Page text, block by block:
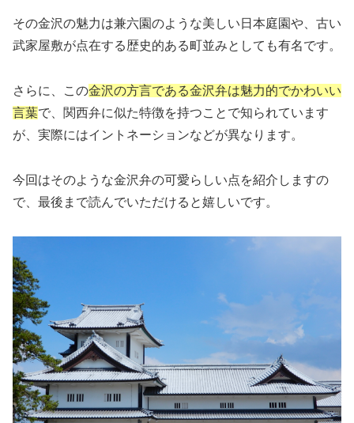
その金沢の魅力は兼六園のような美しい日本庭園や、古い
武家屋敷が点在する歴史的ある町並みとしても有名です。
さらに、この金沢の方言である金沢弁は魅力的でかわいい
言葉で、関西弁に似た特徴を持つことで知られています
が、実際にはイントネーションなどが異なります。
今回はそのような金沢弁の可愛らしい点を紹介しますの
で、最後まで読んでいただけると嬉しいです。